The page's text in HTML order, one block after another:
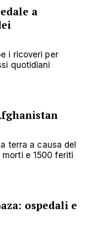
a
i ricoveri per
quotidiani
terra a causa del
e 1500 feriti
ospedali e